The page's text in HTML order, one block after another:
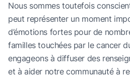
Nous sommes toutefois
peut représenter un moment
d’émotions fortes pour de
familles touchées par le cancer
engageons à diffuser des
et à aider notre communauté à